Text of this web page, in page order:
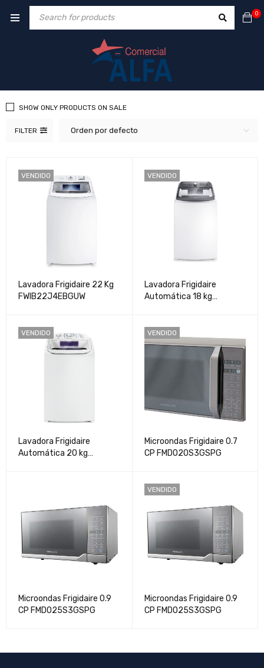
0
FILTER Orden por defecto
SHOW ONLY PRODUCTS ON SALE
VENDIDO
Lavadora Frigidaire 22 Kg
FWIB22J4EBGUW
VENDIDO
Lavadora Frigidaire
Automática 18 kg
VENDIDO
Lavadora Frigidaire
Automática 20 kg
VENDIDO
Microondas Frigidaire 0.7
CP FMDO20S3GSPG
Microondas Frigidaire 0.9
CP FMDO25S3GSPG
VENDIDO
Microondas Frigidaire 0.9
CP FMDO25S3GSPG